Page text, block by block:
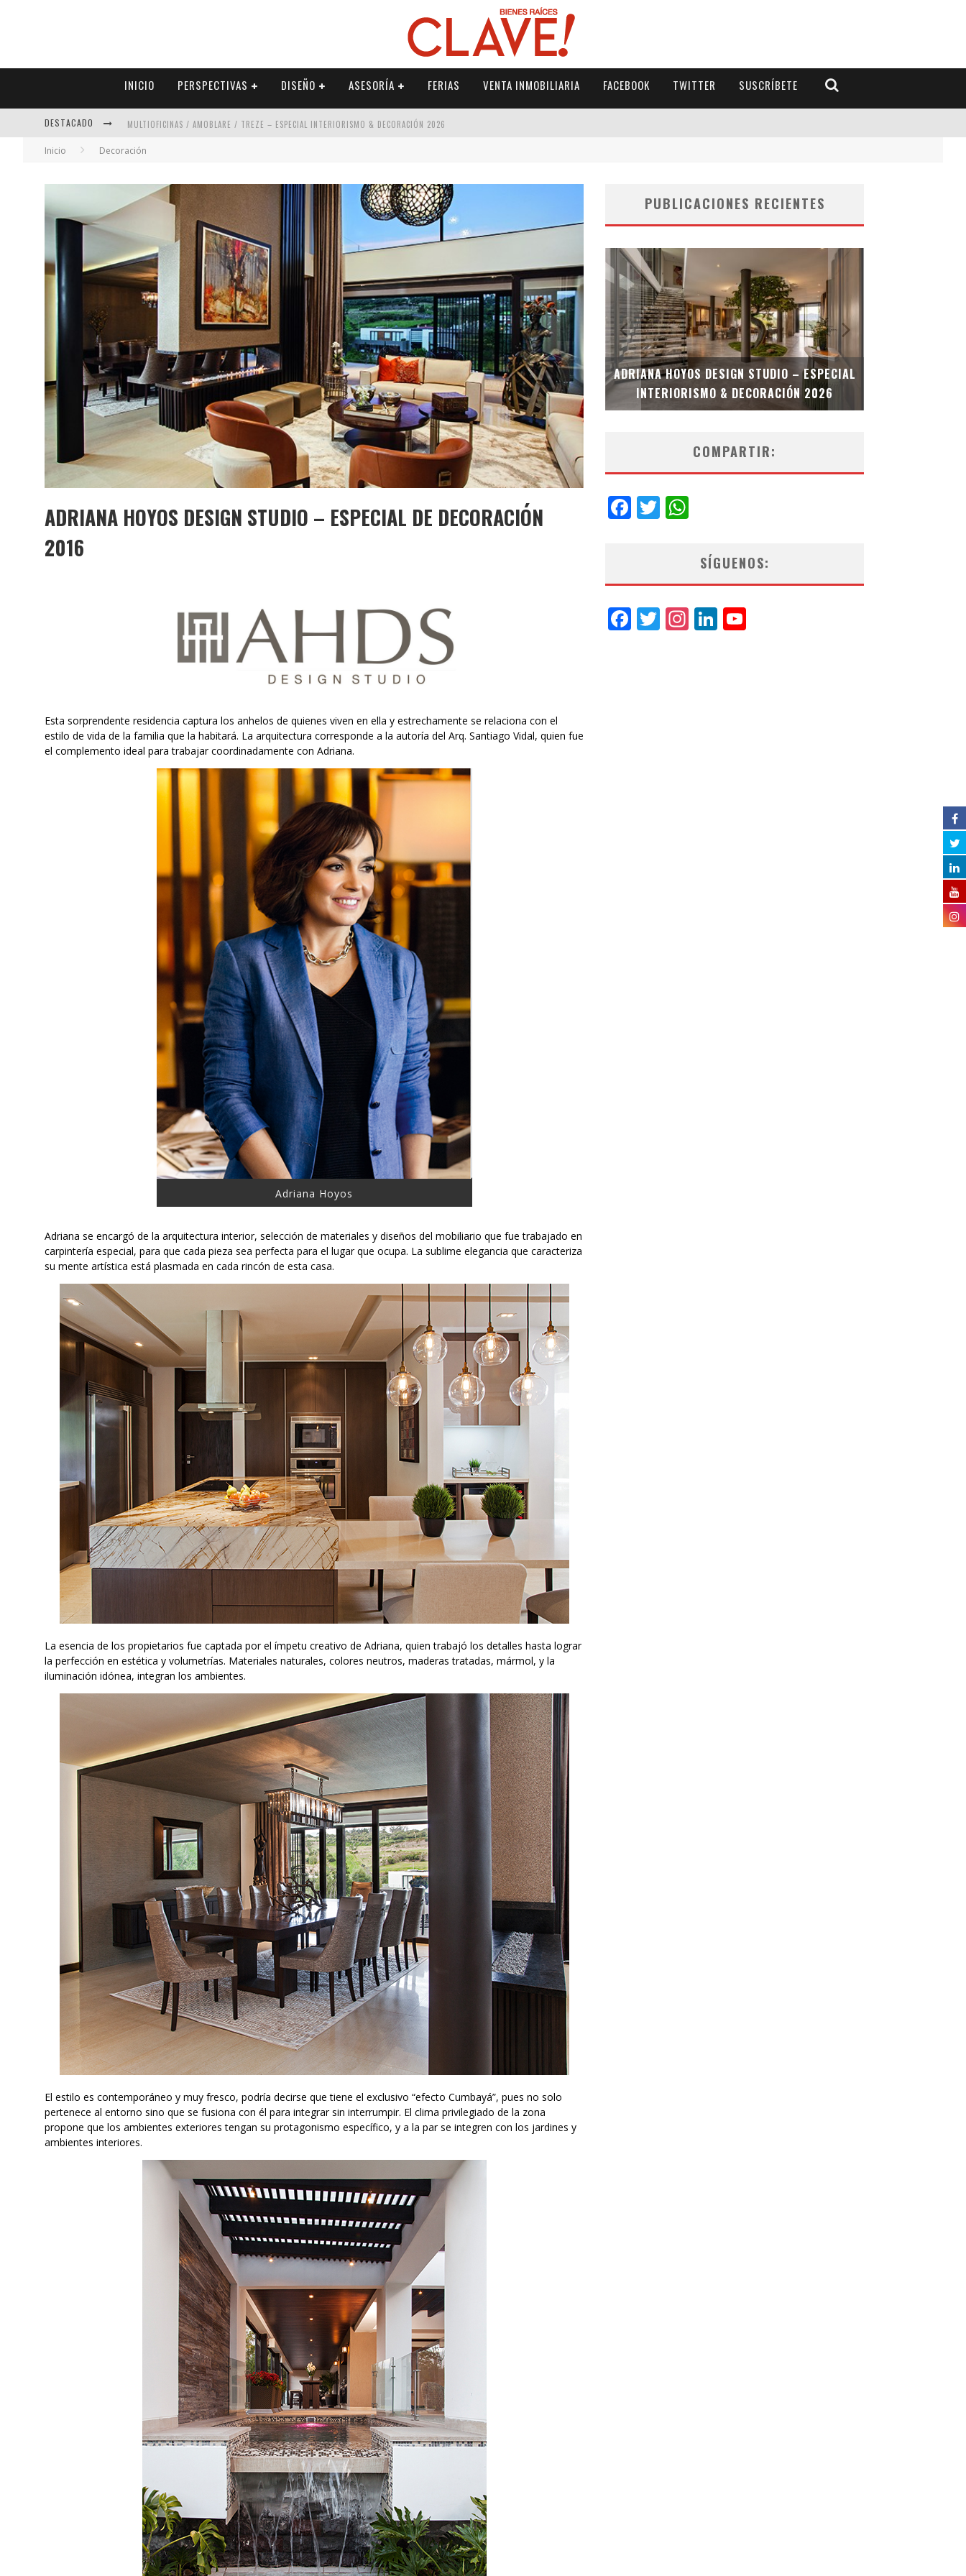
INICIO PERSPECTIVAS DISEÑO ASESORÍA FERIAS VENTA INMOBILIARIA FACEBOOK TWITTER SUSCRÍBETE
DESTACADO MULTIOFICINAS / AMOBLARE / TREZE – ESPECIAL INTERIORISMO & DECORACIÓN 2026
ABAD VERGARA ARQUITECTOS – ESPECIAL INTERIORISMO & DECORACIÓN 2026
COLINEAL – ESPECIAL INTERIORISMO & DECORACIÓN 2026
ADRIANA HOYOS DESIGN STUDIO – ESPECIAL INTERIORISMO & DECORACIÓN 2026
Inicio Decoración
ADRIANA HOYOS DESIGN STUDIO – ESPECIAL DE DECORACIÓN
2016
Esta sorprendente residencia captura los anhelos de quienes viven en ella y estrechamente se relaciona con el
estilo de vida de la familia que la habitará. La arquitectura corresponde a la autoría del Arq. Santiago Vidal, quien fue
el complemento ideal para trabajar coordinadamente con Adriana.
Adriana Hoyos
Adriana se encargó de la arquitectura interior, selección de materiales y diseños del mobiliario que fue trabajado en
carpintería especial, para que cada pieza sea perfecta para el lugar que ocupa. La sublime elegancia que caracteriza
su mente artística está plasmada en cada rincón de esta casa.
La esencia de los propietarios fue captada por el ímpetu creativo de Adriana, quien trabajó los detalles hasta lograr
la perfección en estética y volumetrías. Materiales naturales, colores neutros, maderas tratadas, mármol, y la
iluminación idónea, integran los ambientes.
El estilo es contemporáneo y muy fresco, podría decirse que tiene el exclusivo “efecto Cumbayá”, pues no solo
pertenece al entorno sino que se fusiona con él para integrar sin interrumpir. El clima privilegiado de la zona
propone que los ambientes exteriores tengan su protagonismo específico, y a la par se integren con los jardines y
ambientes interiores.
PUBLICACIONES RECIENTES
MUBB DESIGN STUDIO – ESPECIAL
INTERIORISMO & DECORACIÓN 2026
ADRIANA HOYOS DESIGN STUDIO – ESPECIAL
INTERIORISMO & DECORACIÓN 2026
COMPARTIR:
Facebook
Twitter
SÍGUENOS:
Facebook
Twitter
Instagram
LinkedIn